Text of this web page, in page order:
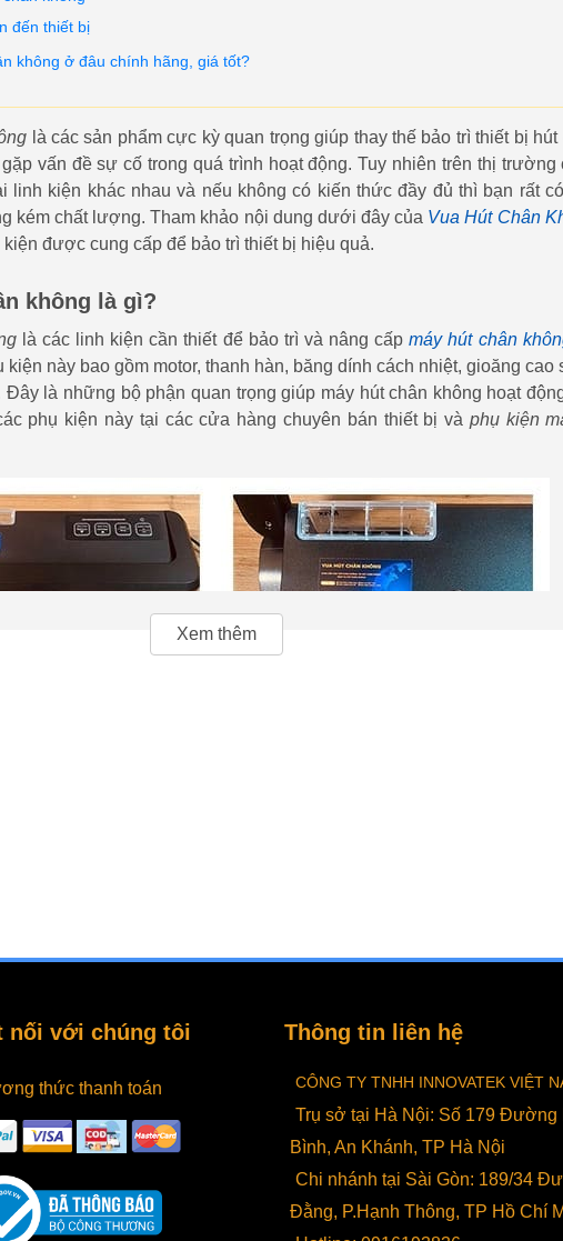
đến thiết bị
không ở đâu chính hãng, giá tốt?
là các sản phẩm cực kỳ quan trọng giúp thay thế bảo trì thiết bị hút
vấn đề sự cố trong quá trình hoạt động. Tuy nhiên trên thị trường
linh kiện khác nhau và nếu không có kiến thức đầy đủ thì bạn rất
kém chất lượng. Tham khảo nội dung dưới đây của Vua Hút Chân
được cung cấp để bảo trì thiết bị hiệu quả.
không là gì?
là các linh kiện cần thiết để bảo trì và nâng cấpmáy hút chân
kiện này bao gồm motor, thanh hàn, băng dính cách nhiệt, gioăng cao
Đây là những bộ phận quan trọng giúp máy hút chân không hoạt
phụ kiện này tại các cửa hàng chuyên bán thiết bị và phụ kiện
máy hút chân không mang lại
thể dự phong một số phụ kiện cần thiết dành cho máy hút chân
Xem thêm
nối với chúng tôi
thức thanh toán
Thông tin liên hệ
CÔNG TY TNHH INNOVATEK VIỆT
Trụ sở tại Hà Nội: Số 179 Đường
Bình, An Khánh, TP Hà Nội
Chi nhánh tại Sài Gòn: 189/34
Đằng, P.Hạnh Thông, TP Hồ Chí